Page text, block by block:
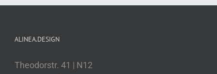
ALINEA.DESIGN
Theodorstr. 41 | N12